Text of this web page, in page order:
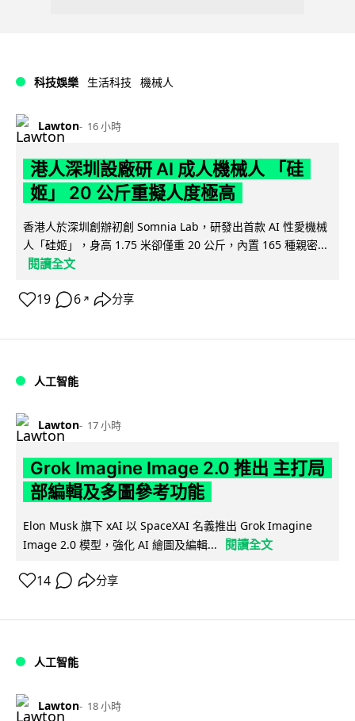
科技娛樂 生活科技 機械人
Lawton 16 小時
港人深圳設廠研 AI 成人機械人 「硅
姬」 20 公斤重擬人度極高
香港人於深圳創辦初創 Somnia Lab，研發出首款 AI 性愛機械
人「硅姬」，身高 1.75 米卻僅重 20 公斤，內置 165 種親密...
閱讀全文
19 6 ↗ 分享
人工智能
Lawton 17 小時
Grok Imagine Image 2.0 推出 主打局
部編輯及多圖參考功能
Elon Musk 旗下 xAI 以 SpaceXAI 名義推出 Grok Imagine
Image 2.0 模型，強化 AI 繪圖及編輯...
閱讀全文
14 分享
人工智能
Lawton 18 小時